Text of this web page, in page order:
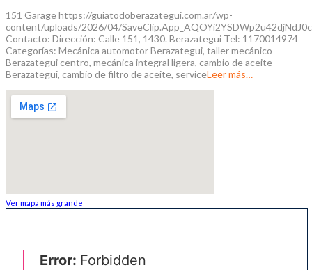
151 Garage https://guiatodoberazategui.com.ar/wp-
content/uploads/2026/04/
Contacto: Dirección: Calle 151, 1430. Berazategui Tel: 1170014974
Categorías: Mecánica automotor Berazategui, taller mecánico
Berazategui centro, mecánica integral ligera, cambio de aceite
Berazategui, cambio de filtro de aceite, serviceLeer más…
Ver mapa más grande